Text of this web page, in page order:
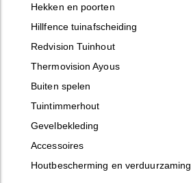
Hekken en poorten
Hillfence tuinafscheiding
Redvision Tuinhout
Thermovision Ayous
Buiten spelen
Tuintimmerhout
Gevelbekleding
Accessoires
Houtbescherming en verduurzaming